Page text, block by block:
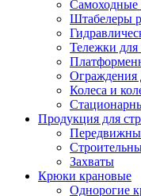
Самоходные
Штабелеры
Тележки для
Ограждения
Колеса и
Продукция для
Захваты
Крюки крановые
Однорогие